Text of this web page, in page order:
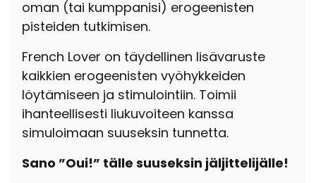
oman (tai kumppanisi) erogeenisten
pisteiden tutkimisen.
French Lover on täydellinen lisävaruste
kaikkien erogeenisten vyöhykkeiden
löytämiseen ja stimulointiin. Toimii
ihanteellisesti liukuvoiteen kanssa
simuloimaan suuseksin tunnetta.
Sano ”Oui!” tälle suuseksin jäljittelijälle!